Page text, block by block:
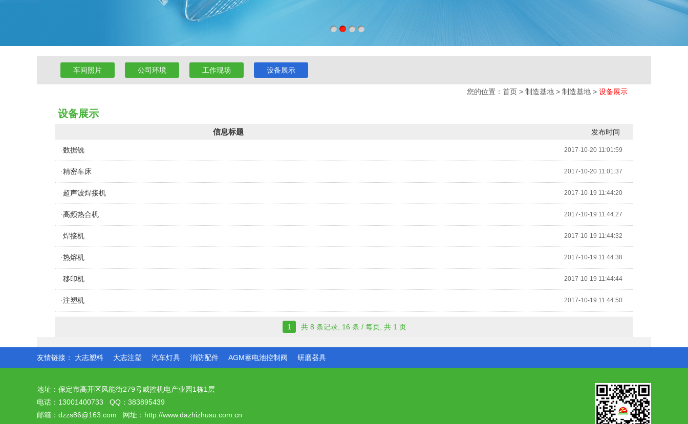
车间照片 公司环境 工作现场 设备展示
您的位置： 首页 > 制造基地 > 制造基地 > 设备展示
设备展示
信息标题 发布时间
·数据铣 2017-10-20 11:01:59
·精密车床 2017-10-20 11:01:37
· 超声波焊接机 2017-10-19 11:44:20
·高频热合机 2017-10-19 11:44:27
·焊接机 2017-10-19 11:44:32
·热熔机 2017-10-19 11:44:38
·移印机 2017-10-19 11:44:44
·注塑机 2017-10-19 11:44:50
1 共 8 条记录, 16 条 / 每页, 共 1 页
友情链接： 大志塑料 大志注塑 汽车灯具 消防配件 AGM蓄电池控制阀 研磨器具
地址：保定市高开区风能街279号威控机电产业园1栋1层
电话：13001400733 QQ：383895439
邮箱：dzzs86@163.com 网址：http://www.dazhizhusu.com.cn